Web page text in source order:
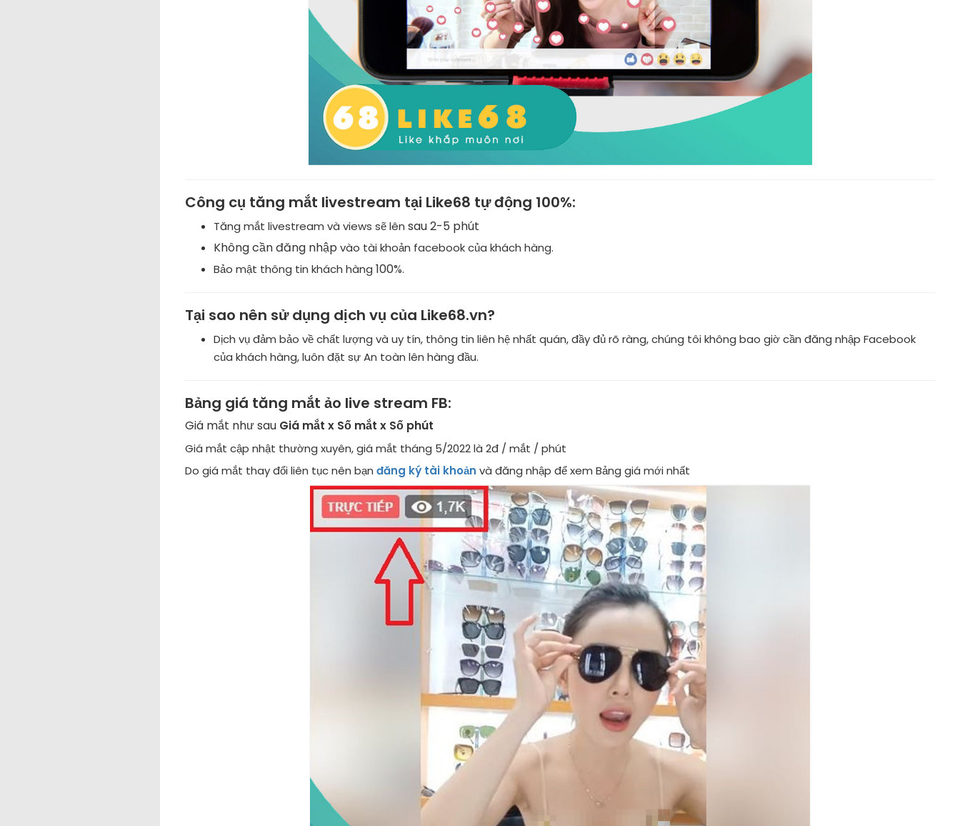
Công cụ tăng mắt livestream tại Like68 tự động 100%:
Tăng mắt livestream và views sẽ lên sau 2-5 phút
Không cần đăng nhập vào tài khoản facebook của khách hàng.
Bảo mật thông tin khách hàng 100%.
Tại sao nên sử dụng dịch vụ của Like68.vn?
Dịch vụ đảm bảo về chất lượng và uy tín, thông tin liên hệ nhất quán, đầy đủ rõ ràng, chúng tôi không bao giờ cần đăng nhập Facebook
của khách hàng, luôn đặt sự An toàn lên hàng đầu.
Bảng giá tăng mắt ảo live stream FB:
Giá mắt như sau Giá mắt x Số mắt x Số phút
Giá mắt cập nhật thường xuyên, giá mắt tháng 5/2022 là 2đ / mắt / phút
Do giá mắt thay đổi liên tục nên bạn đăng ký tài khoản và đăng nhập để xem Bảng giá mới nhất